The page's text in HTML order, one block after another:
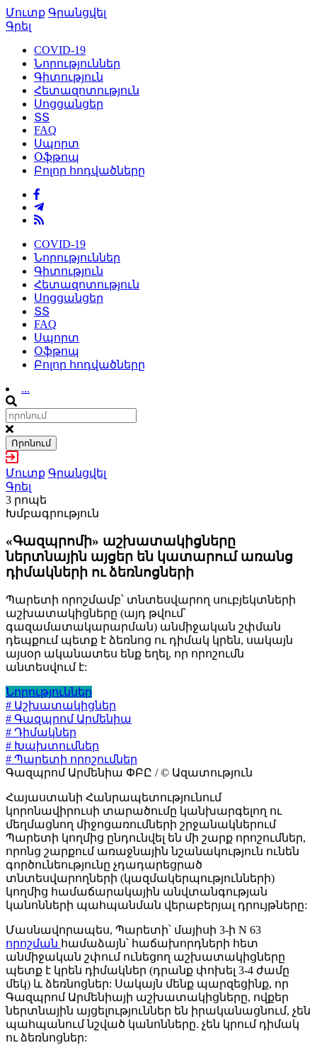
Մուտք Գրանցվել
Գրել
COVID-19
Նորություններ
Գիտություն
Հետազոտություն
Սոցցանցեր
ՏՏ
FAQ
Սպորտ
Օֆթոպ
Բոլոր հոդվածները
COVID-19
Նորություններ
Գիտություն
Հետազոտություն
Սոցցանցեր
ՏՏ
FAQ
Սպորտ
Օֆթոպ
Բոլոր հոդվածները
...
Որոնում
Մուտք Գրանցվել
Գրել
3 րոպե
Խմբագրություն
«Գազպրոմի» աշխատակիցները
ներտնային այցեր են կատարում առանց
դիմակների ու ձեռնոցների
Պարետի որոշմամբ՝ տնտեսվարող սուբյեկտների
աշխատակիցները (այդ թվում՝
գազամատակարարման) անմիջական շփման
դեպքում պետք է ձեռնոց ու դիմակ կրեն, սակայն
այսօր ականատես ենք եղել, որ որոշումն
անտեսվում է:
Նորություններ
# Աշխատակիցներ
# Գազպրոմ Արմենիա
# Դիմակներ
# Խախտումներ
# Պարետի որոշումներ
Գազպրոմ Արմենիա ՓԲԸ / © Ազատություն
Հայաստանի Հանրապետությունում
կորոնավիրուսի տարածումը կանխարգելող ու
մեղմացնող միջոցառումների շրջանակներում
Պարետի կողմից ընդունվել են մի շարք որոշումներ,
որոնց շարքում առաջնային նշանակություն ունեն
գործունեությունը չդադարեցրած
տնտեսվարողների (կազմակերպությունների)
կողմից համաճարակային անվտանգության
կանոնների պահպանման վերաբերյալ դրույթները:
Մասնավորապես, Պարետի՝ մայիսի 3-ի N 63
որոշման համաձայն՝ հաճախորդների հետ
անմիջական շփում ունեցող աշխատակիցները
պետք է կրեն դիմակներ (դրանք փոխել 3-4 ժամը
մեկ) և ձեռնոցներ: Սակայն մենք պարզեցինք, որ
Գազպրոմ Արմենիայի աշխատակիցները, ովքեր
ներտնային այցելություններ են իրականացնում, չեն
պահպանում նշված կանոնները. չեն կրում դիմակ
ու ձեռնոցներ: